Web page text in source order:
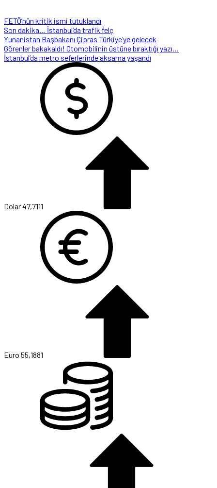
FETÖ’nün kritik ismi tutuklandı
Son dakika… İstanbul’da trafik felç
Yunanistan Başbakanı Çipras Türkiye’ye gelecek
Görenler bakakaldı! Otomobilinin üstüne bıraktığı yazı…
İstanbul’da metro seferlerinde aksama yaşandı
Dolar47,7111
Euro 55,1881